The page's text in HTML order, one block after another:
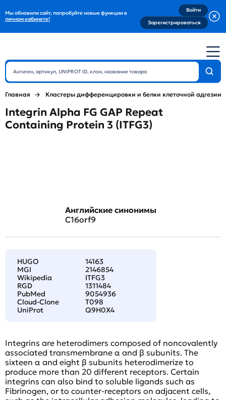
Мы обновили сайт, попробуйте новые функции в
личном кабинете!
Войти
Зарегистрироваться
Главная Кластеры дифференцировки и белки клеточной адгезии
Integrin Alpha FG GAP Repeat
Containing Protein 3 (ITFG3)
Английские синонимы
C16orf9
HUGO
14163
MGI
2146854
Wikipedia
ITFG3
RGD
1311484
PubMed
9054936
Cloud-Clone
T098
UniProt
Q9H0X4
Integrins are heterodimers composed of noncovalently
associated transmembrane α and β subunits. The
sixteen α and eight β subunits heterodimerize to
produce more than 20 different receptors. Certain
integrins can also bind to soluble ligands such as
Fibrinogen, or to counter-receptors on adjacent cells,